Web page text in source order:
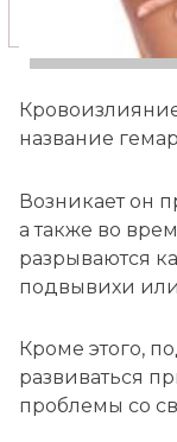
название
Возникает он
а также во
разрываются
подвывихи
Кроме этого,
развиваться
проблемы со